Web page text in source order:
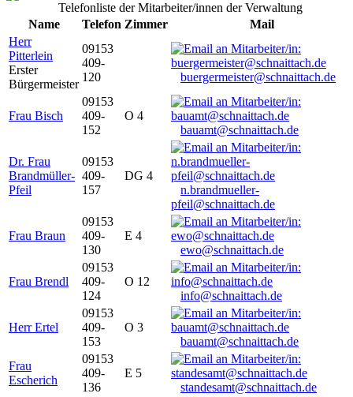
Telefonliste der Mitarbeiter/innen der Verwaltung
Name
Telefon Zimmer
Mail
Herr
Pitterlein
Erster
Bürgermeister
09153
409-
120
buergermeister@schnaittach.de
Frau Bisch
09153
409-
152
O 4
bauamt@schnaittach.de
Dr. Frau
Brandmüller-
Pfeil
09153
409-
157
DG 4
n.brandmueller-
pfeil@schnaittach.de
Frau Braun
09153
409-
130
E 4
ewo@schnaittach.de
Frau Brendl
09153
409-
124
O 12
info@schnaittach.de
Herr Ertel
09153
409-
153
O 3
bauamt@schnaittach.de
Frau
Escherich
09153
409-
136
E 5
standesamt@schnaittach.de